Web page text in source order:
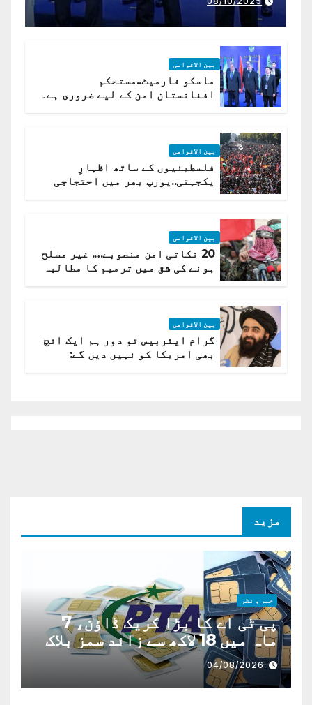
بین الاقوامی
ماسکو فارمیٹ..مستحکم
افغانستان امن کے لیے ضروری ہے۔
بین الاقوامی
فلسطینیوں کے ساتھ اظہارِ
یکجہتی..یورپ بھر میں احتجاجی
بین الاقوامی
20 نکاتی امن منصوبے…. غیر مسلح
ہونے کی شق میں ترمیم کا مطالبہ
بین الاقوامی
گرام ایئربیس تو دور ہم ایک انچ
بھی امریکا کو نہیں دیں گے:
مزید
خبر و نظر
پی ٹی اے کا بڑا کریک ڈاؤن، 7
ماہ میں 18 لاکھ سے زائد سمز بلاک
04/08/2026